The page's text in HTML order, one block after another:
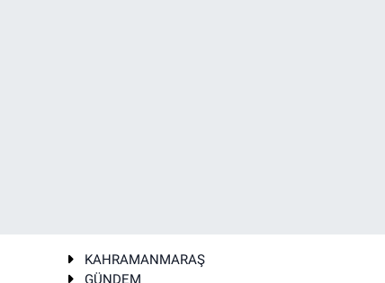
KAHRAMANMARAŞ
GÜNDEM